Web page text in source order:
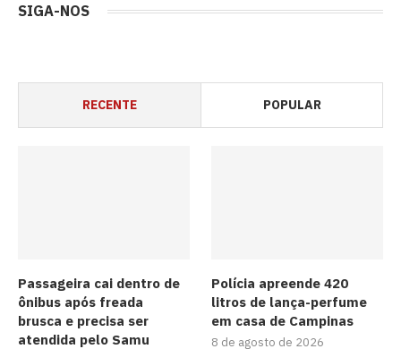
SIGA-NOS
RECENTE POPULAR
Passageira cai dentro de
ônibus após freada
brusca e precisa ser
atendida pelo Samu
Polícia apreende 420
litros de lança-perfume
em casa de Campinas
8 de agosto de 2026